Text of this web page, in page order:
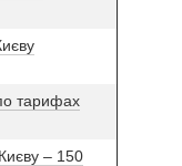
тарифах
– 150